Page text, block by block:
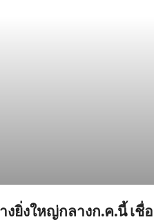
ยิ่งใหญ่กลางก.ค.นี้ เชื่